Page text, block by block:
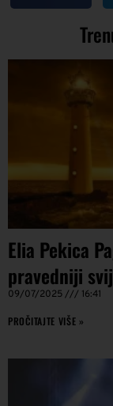
Elia Pekica
pravedniji
09/07/2025 16:41
PROČITAJTE VIŠE »